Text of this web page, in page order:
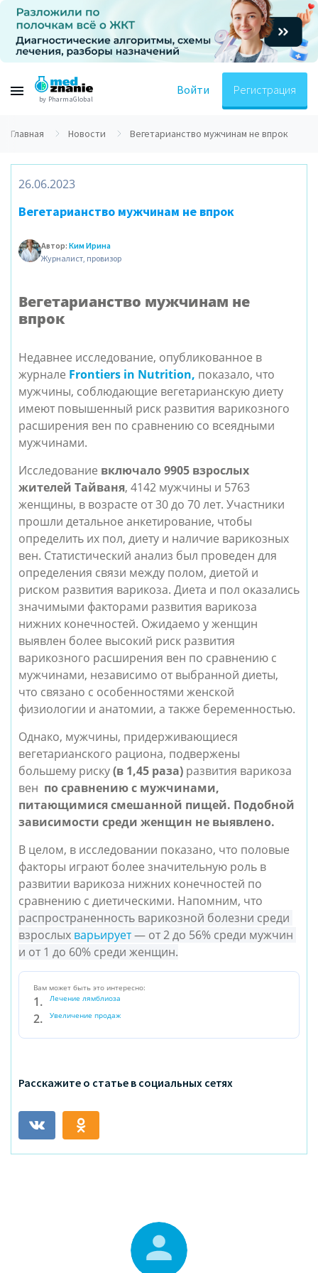
by PharmaGlobal
Войти Регистрация
Главная Новости Вегетарианство мужчинам не впрок
26.06.2023
Вегетарианство мужчинам не впрок
Автор: Ким Ирина
Журналист, провизор
Вегетарианство мужчинам не
впрок
Недавнее исследование, опубликованное в
журнале Frontiers in Nutrition, показало, что
мужчины, соблюдающие вегетарианскую диету
имеют повышенный риск развития варикозного
расширения вен по сравнению со всеядными
мужчинами.
Исследование включало 9905 взрослых
жителей Тайваня, 4142 мужчины и 5763
женщины, в возрасте от 30 до 70 лет. Участники
прошли детальное анкетирование, чтобы
определить их пол, диету и наличие варикозных
вен. Статистический анализ был проведен для
определения связи между полом, диетой и
риском развития варикоза. Диета и пол оказались
значимыми факторами развития варикоза
нижних конечностей. Ожидаемо у женщин
выявлен более высокий риск развития
варикозного расширения вен по сравнению с
мужчинами, независимо от выбранной диеты,
что связано с особенностями женской
физиологии и анатомии, а также беременностью.
Однако, мужчины, придерживающиеся
вегетарианского рациона, подвержены
большему риску (в 1,45 раза) развития варикоза
вен по сравнению с мужчинами,
питающимися смешанной пищей. Подобной
зависимости среди женщин не выявлено.
В целом, в исследовании показано, что половые
факторы играют более значительную роль в
развитии варикоза нижних конечностей по
распространенность варикозной болезни среди
взрослых варьирует — от 2 до 56% среди мужчин
и от 1 до 60% среди женщин.
Вам может быть это интересно:
Лечение лямблиоза
Увеличение продаж
Расскажите о статье в социальных сетях